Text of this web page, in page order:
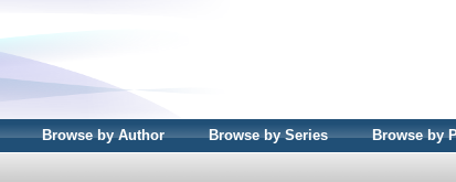
Browse by Author Browse by Series Browse by